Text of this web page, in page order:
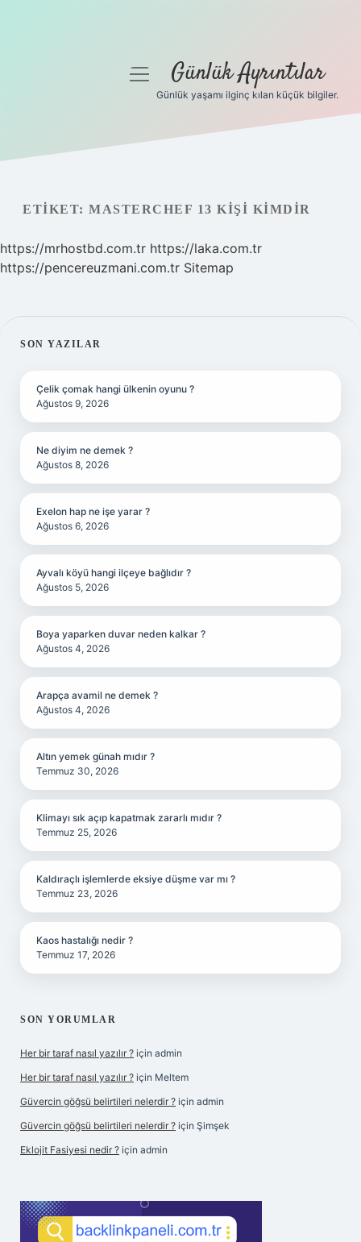
Gizlilik Politikası
menüyüGünlük Ayrıntılar
Günlük yaşamı ilginç kılan küçük bilgiler.
ETIKET: MASTERCHEF 13 KIŞI KIMDIR
https://mrhostbd.com.tr https://laka.com.tr
https://pencereuzmani.com.tr Sitemap
SIDEBAR
SON YAZILAR
Çelik çomak hangi ülkenin oyunu ?
Ağustos 9, 2026
Ne diyim ne demek ?
Ağustos 8, 2026
Exelon hap ne işe yarar ?
Ağustos 6, 2026
Ayvalı köyü hangi ilçeye bağlıdır ?
Ağustos 5, 2026
Boya yaparken duvar neden kalkar ?
Ağustos 4, 2026
Arapça avamil ne demek ?
Ağustos 4, 2026
Altın yemek günah mıdır ?
Temmuz 30, 2026
Klimayı sık açıp kapatmak zararlı mıdır ?
Temmuz 25, 2026
Kaldıraçlı işlemlerde eksiye düşme var mı ?
Temmuz 23, 2026
Kaos hastalığı nedir ?
Temmuz 17, 2026
SON YORUMLAR
Her bir taraf nasıl yazılır ? için admin
Her bir taraf nasıl yazılır ? için Meltem
Güvercin göğsü belirtileri nelerdir ? için admin
Güvercin göğsü belirtileri nelerdir ? için Şimşek
Eklojit Fasiyesi nedir ? için admin